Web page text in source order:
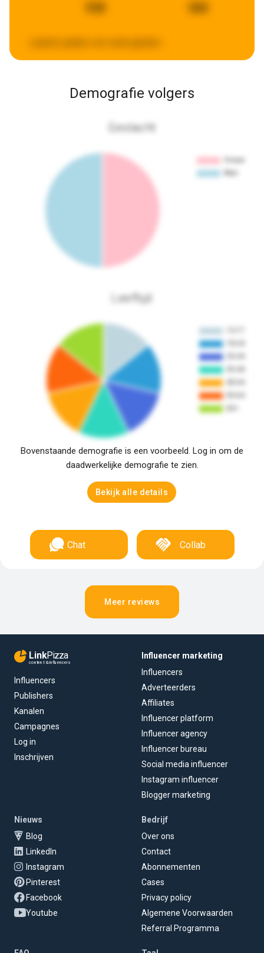
368
Demografie volgers
Geslacht
Leeftijd
Bovenstaande demografie is een voorbeeld. Log in om de
daadwerkelijke demografie te zien.
Bekijk alle details
Chat Collab
Meer reviews
LinkPizza
content & influencers
Influencers
Publishers
Kanalen
Campagnes
Log in
Inschrijven
Influencer marketing
Influencers
Adverteerders
Affiliates
Influencer platform
Influencer agency
Influencer bureau
Social media influencer
Instagram influencer
Blogger marketing
Nieuws
Blog
LinkedIn
Instagram
Pinterest
Facebook
Youtube
Bedrijf
Over ons
Contact
Abonnementen
Cases
Privacy policy
Algemene Voorwaarden
Referral Programma